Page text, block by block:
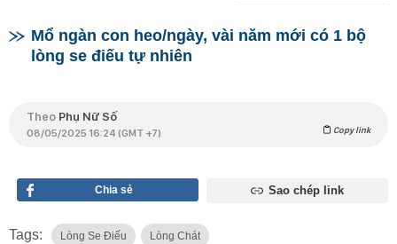
Mổ ngàn con heo/ngày, vài năm mới có 1 bộ
lòng se điếu tự nhiên
Theo Phụ Nữ Số
08/05/2025 16:24 (GMT +7) Copy link
Chia sẻ Sao chép link
Tags: Lòng Se Điếu Lòng Chát